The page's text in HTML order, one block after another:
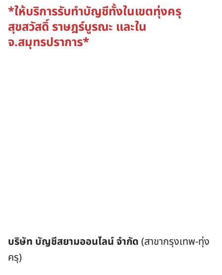
*ให้บริการรับทำบัญชีทั้งในเขตทุ่งครุ
สุขสวัสดิ์ ราษฎร์บูรณะ และใน
จ.สมุทรปราการ*
บริษัท บัญชีสยามออนไลน์ จำกัด (สาขากรุงเทพ-ทุ่ง
ครุ)